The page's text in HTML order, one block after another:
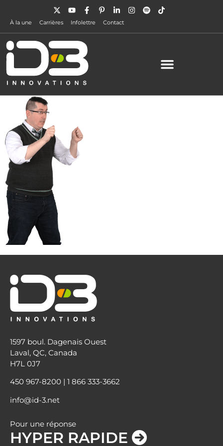
À la une Carrières Infolettre Contact
1597 boul. Dagenais Ouest
Laval, QC, Canada
H7L 0J7
450 967-8200 | 1 866 333-3662
info@id-3.net
Pour une réponse
HYPER RAPIDE